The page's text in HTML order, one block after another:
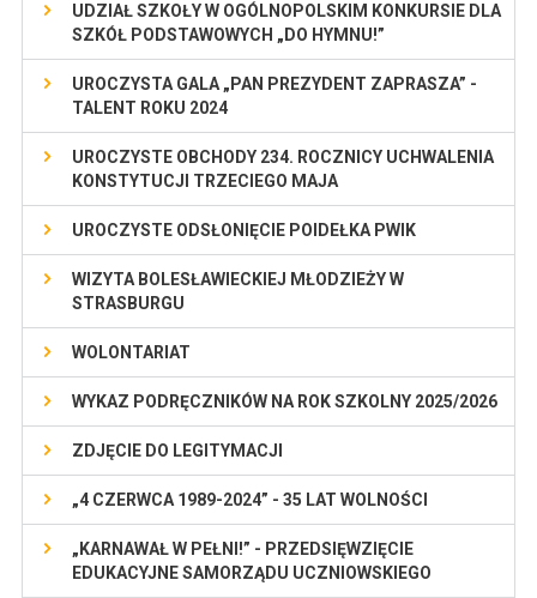
UDZIAŁ SZKOŁY W OGÓLNOPOLSKIM KONKURSIE DLA
SZKÓŁ PODSTAWOWYCH „DO HYMNU!”
UROCZYSTA GALA „PAN PREZYDENT ZAPRASZA” -
TALENT ROKU 2024
UROCZYSTE OBCHODY 234. ROCZNICY UCHWALENIA
KONSTYTUCJI TRZECIEGO MAJA
UROCZYSTE ODSŁONIĘCIE POIDEŁKA PWIK
WIZYTA BOLESŁAWIECKIEJ MŁODZIEŻY W
STRASBURGU
WOLONTARIAT
WYKAZ PODRĘCZNIKÓW NA ROK SZKOLNY 2025/2026
ZDJĘCIE DO LEGITYMACJI
„4 CZERWCA 1989-2024” - 35 LAT WOLNOŚCI
„KARNAWAŁ W PEŁNI!” - PRZEDSIĘWZIĘCIE
EDUKACYJNE SAMORZĄDU UCZNIOWSKIEGO